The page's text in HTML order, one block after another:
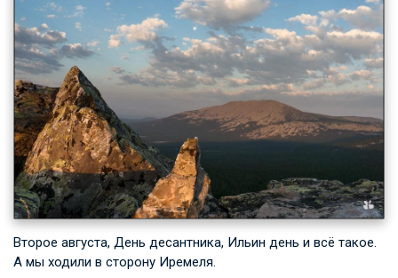
Второе августа, День десантника, Ильин день и всё такое.
А мы ходили в сторону Иремеля.